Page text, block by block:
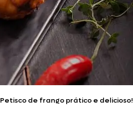
Petisco de frango prático e delicioso!